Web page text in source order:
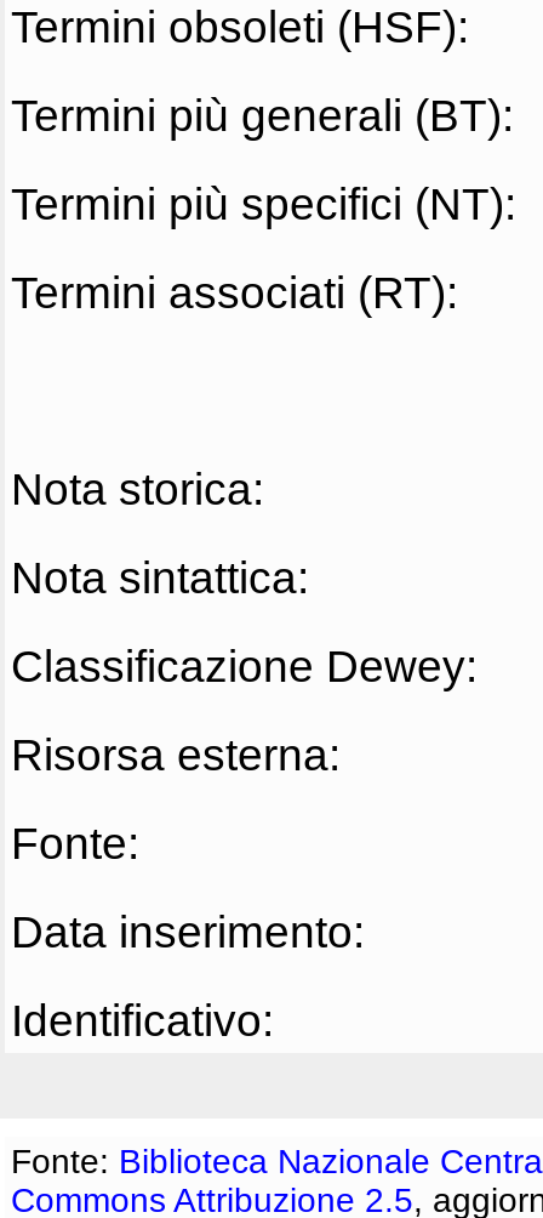
Termini obsoleti (HSF):
Termini più generali (BT):
Termini più specifici (NT):
Termini associati (RT):
Nota storica:
Nota sintattica:
Classificazione Dewey:
Risorsa esterna:
Fonte:
Data inserimento:
Identificativo:
Fonte: Biblioteca Nazionale
Commons Attribuzione 2.5,